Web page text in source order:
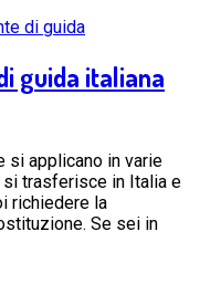
di guida
guida italiana
si applicano in varie
trasferisce in Italia e
richiedere la
Se sei in